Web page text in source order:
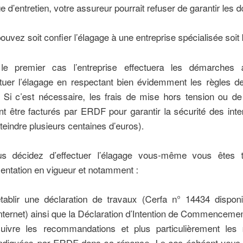
d’entretien, votre assureur pourrait refuser de garantir les
soit confier l’élagage à une entreprise spécialisée
premier cas l’entreprise effectuera les démarches
l’élagage en respectant bien évidemment les règles
Si c’est nécessaire, les frais de mise hors tension ou
être facturés par ERDF pour garantir la sécurité des
plusieurs centaines d’euros).
décidez d’effectuer l’élagage vous-même vous
en vigueur et notamment :
une déclaration de travaux (Cerfa n° 14434
ainsi que la Déclaration d’Intention de
les recommandations et plus particulièrement